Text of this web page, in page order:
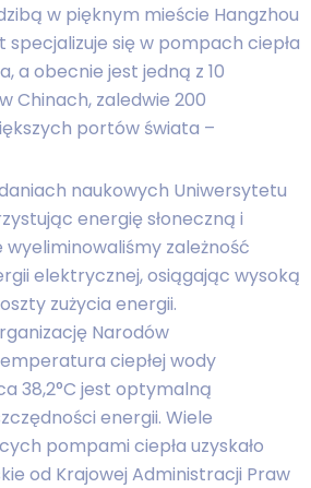
w pięknym mieście Hangzhou
specjalizuje się w pompach ciepła
a obecnie jest jedną z 10
Chinach, zaledwie 200
portów świata –
naukowych Uniwersytetu
energię słoneczną i
zależność
elektrycznej, osiągając wysoką
zużycia energii.
Narodów
ciepłej wody
38,2°C jest optymalną
energii. Wiele
pompami ciepła uzyskało
od Krajowej Administracji Praw